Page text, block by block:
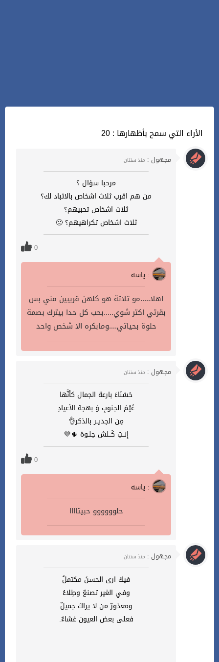
20 : الأراء التي سمح بأظهارها
مجهول : منذ سنتان
مرحبا سؤال ؟
من هم اقرب ثلاث اشخاص بالاتباد لك؟
ثلاث اشخاص تحبيهم؟
ثلاث اشخاص تكراهيهم؟ 🙂
0
ياسه :
اهلا.....مو تلاتة هو كلهن قريبين مني بس
بقرتي اكتر شوي.....بحب كل حدا بيترك بصمة
حلوة بحياتي....ومابكره الا شخص واحد
مجهول : منذ سنتان
حَسْنَاءَ بارعة الجمال كأنَّها
غَيْمَ الجنوبِ وَ بهجة الأعيادِ
مِن الجديــر بالذكر👌
إنــتِ كُــلش حِلـوة 🌵💛
0
ياسه :
حلوووووو حبيتاااا
مجهول : منذ سنتان
فيكَ ارى الحسنَ مكتملُ
وفي الغير تصنعٌ وطِلاءُ
ومعذورٌ من لا يراكَ جميلٌ
فعلى بعض العيون غشاءٌ.